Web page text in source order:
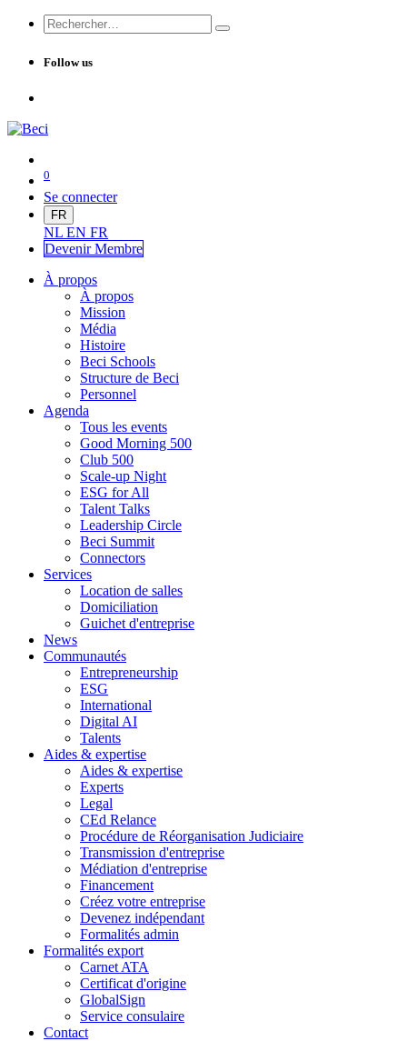
Follow us
0
Se connecter
FR
NL EN FR
Devenir Membre
À propos
À propos
Mission
Média
Histoire
Beci Schools
Structure de Beci
Personnel
Agenda
Tous les events
Good Morning 500
Club 500
Scale-up Night
ESG for All
Talent Talks
Leadership Circle
Beci Summit
Connectors
Services
Location de salles
Domiciliation
Guichet d'entreprise
News
Communautés
Entrepreneurship
ESG
International
Digital AI
Talents
Aides & expertise
Aides & expertise
Experts
Legal
CEd Relance
Procédure de Réorganisation Judiciaire
Transmission d'entreprise
Médiation d'entreprise
Financement
Créez votre entreprise
Devenez indépendant
Formalités admin
Formalités export
Carnet ATA
Certificat d'origine
GlobalSign
Service consulaire
Contact